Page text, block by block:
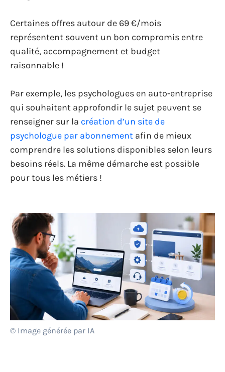
Certaines offres autour de 69 €/mois
représentent souvent un bon compromis entre
qualité, accompagnement et budget
raisonnable !
Par exemple, les psychologues en auto-entreprise
qui souhaitent approfondir le sujet peuvent se
renseigner sur la création d’un site de
psychologue par abonnement afin de mieux
comprendre les solutions disponibles selon leurs
besoins réels. La même démarche est possible
pour tous les métiers !
© Image générée par IA